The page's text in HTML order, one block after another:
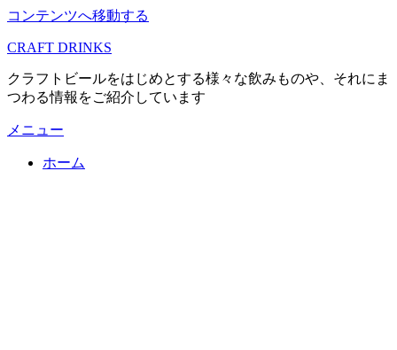
コンテンツへ移動する
CRAFT DRINKS
クラフトビールをはじめとする様々な飲みものや、それにま
つわる情報をご紹介しています
メニュー
ホーム